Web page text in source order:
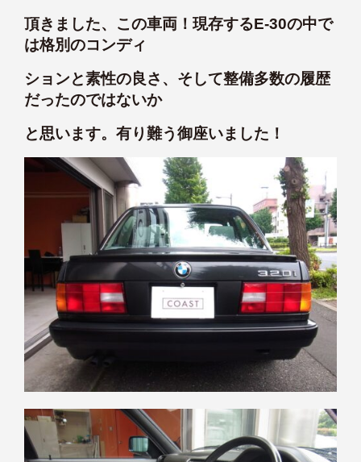
頂きました、この車両！現存するE-30の中で
は格別のコンディ
ションと素性の良さ、そして整備多数の履歴
だったのではないか
と思います。有り難う御座いました！